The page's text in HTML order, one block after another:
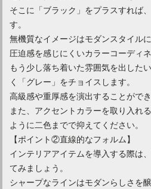
そこに「ブラック」をプラスすれば
す。
無機質なイメージはモダンスタイル
圧迫感を感じにくいカラーコーディ
もう少し落ち着いた雰囲気を出した
く「グレー」をチョイスします。
高級感や重厚感を演出することがで
また、アクセントカラーを取り入れ
ように二色までで抑えてください。
【ポイント②直線的なフォルム】
インテリアアイテムを導入する際は
てみましょう。
シャープなラインはモダンらしさを醸